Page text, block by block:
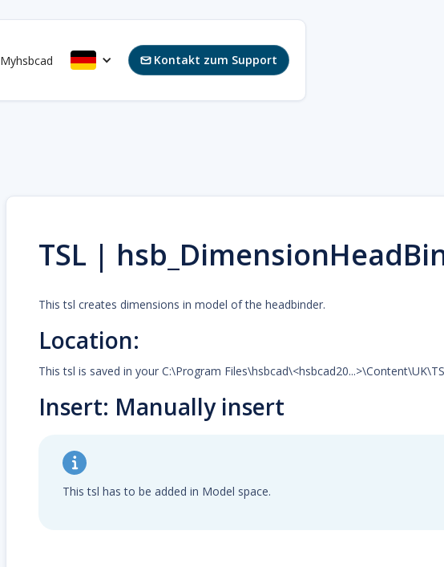
Myhsbcad Kontakt zum Support
TSL |
This tsl creates dimensions in model of the headbinder.
Location:
This tsl is saved in your C:\Program
Insert: Manually insert
This tsl has to be added in Model space.